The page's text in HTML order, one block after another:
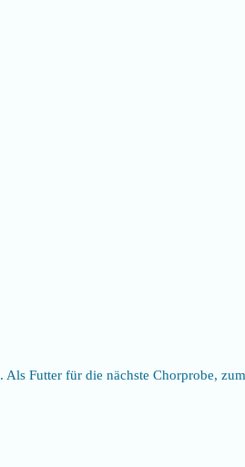
Futter für die nächste Chorprobe,